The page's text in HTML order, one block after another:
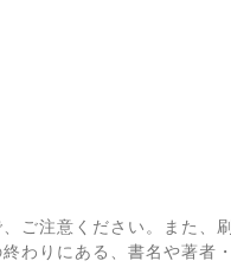
ご注意ください。また、刷
わりにある、書名や著者・